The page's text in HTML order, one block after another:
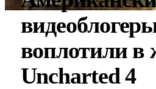
воплотили в
Uncharted 4